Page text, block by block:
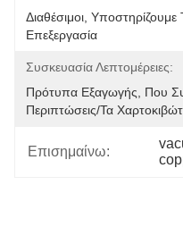
Διαθέσιμοι,
Επεξεργασία
Συσκευασία Λεπτομέρειες:
Πρότυπα Εξαγωγής, Που
Περιπτώσεις/τα
Επισημαίνω: